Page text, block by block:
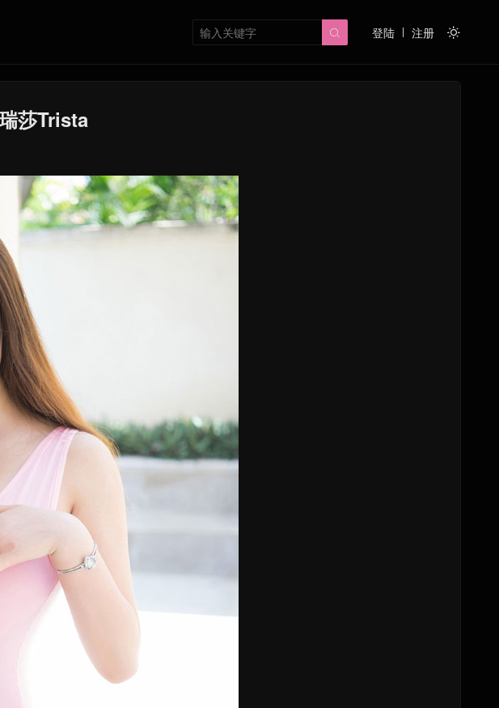

登陆 注册

莎Trista